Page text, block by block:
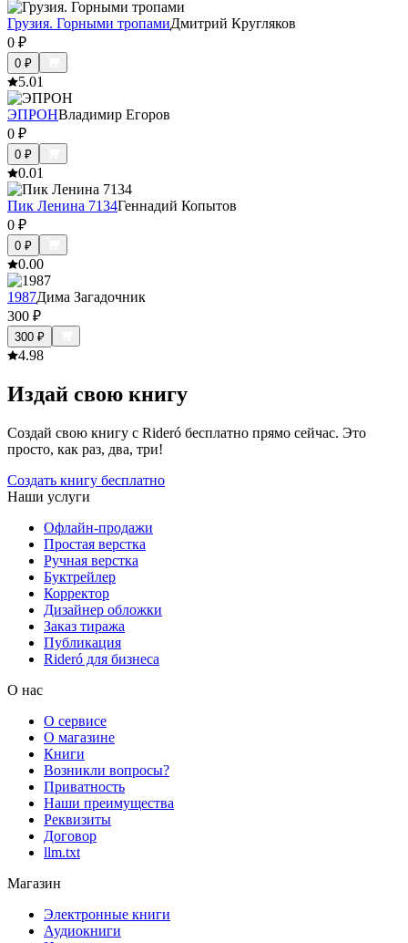
Грузия. Горными тропамиДмитрий Кругляков
0 ₽
0 ₽
5.01
ЭПРОНВладимир Егоров
0 ₽
0 ₽
0.01
Пик Ленина 7134Геннадий Копытов
0 ₽
0 ₽
0.00
1987Дима Загадочник
300 ₽
300 ₽
4.98
Издай свою книгу
Создай свою книгу с Rideró бесплатно прямо сейчас. Это
просто, как раз, два, три!
Создать книгу бесплатно
Наши услуги
Офлайн-продажи
Простая верстка
Ручная верстка
Буктрейлер
Корректор
Дизайнер обложки
Заказ тиража
Публикация
Rideró для бизнеса
О нас
О сервисе
О магазине
Книги
Возникли вопросы?
Приватность
Наши преимущества
Реквизиты
Договор
llm.txt
Магазин
Электронные книги
Аудиокниги